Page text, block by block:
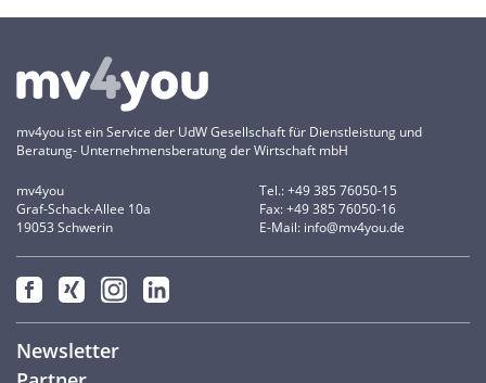
mv4you ist ein Service der UdW Gesellschaft für Dienstleistung und
Beratung- Unternehmensberatung der Wirtschaft mbH
mv4you
Graf-Schack-Allee 10a
19053 Schwerin
Tel.: +49 385 76050-15
Fax: +49 385 76050-16
E-Mail: info@mv4you.de
Newsletter